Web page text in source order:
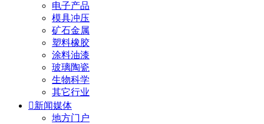
电子产品
模具冲压
矿石金属
塑料橡胶
涂料油漆
玻璃陶瓷
生物科学
其它行业
新闻媒体
地方门户